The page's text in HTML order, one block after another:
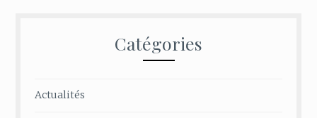
Catégories
Actualités